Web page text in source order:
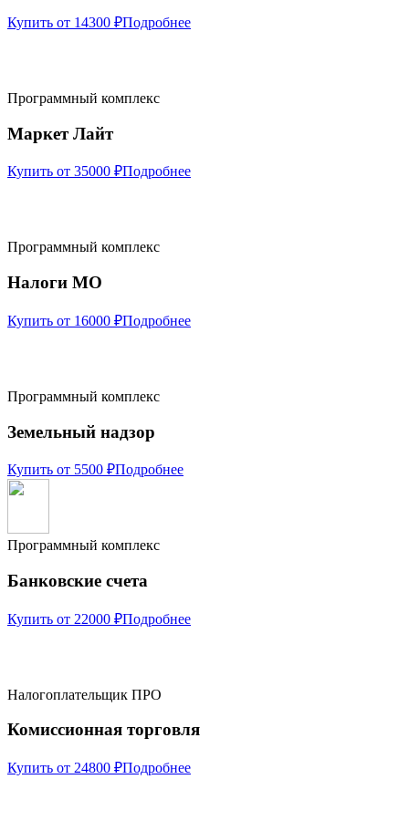
Купить от 14300 ₽Подробнее
Программный комплекс
Маркет Лайт
Купить от 35000 ₽Подробнее
Программный комплекс
Налоги МО
Купить от 16000 ₽Подробнее
Программный комплекс
Земельный надзор
Купить от 5500 ₽Подробнее
Программный комплекс
Банковские счета
Купить от 22000 ₽Подробнее
Налогоплательщик ПРО
Комиссионная торговля
Купить от 24800 ₽Подробнее